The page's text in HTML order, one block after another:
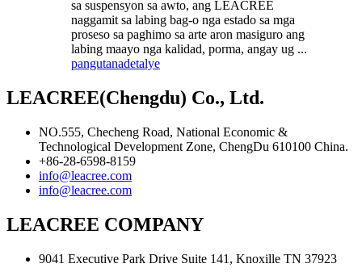
sa suspensyon sa awto, ang LEACREE
naggamit sa labing bag-o nga estado sa mga
proseso sa paghimo sa arte aron masiguro ang
labing maayo nga kalidad, porma, angay ug ...
pangutanadetalye
LEACREE(Chengdu) Co., Ltd.
NO.555, Checheng Road, National Economic &
Technological Development Zone, ChengDu 610100 China.
+86-28-6598-8159
info@leacree.com
info@leacree.com
LEACREE COMPANY
9041 Executive Park Drive Suite 141, Knoxille TN 37923